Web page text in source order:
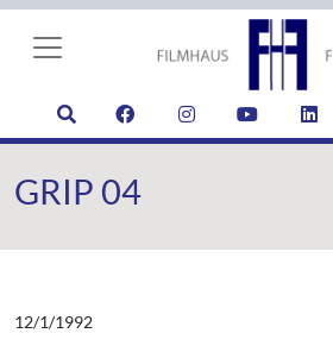
GRIP 04
12/1/1992